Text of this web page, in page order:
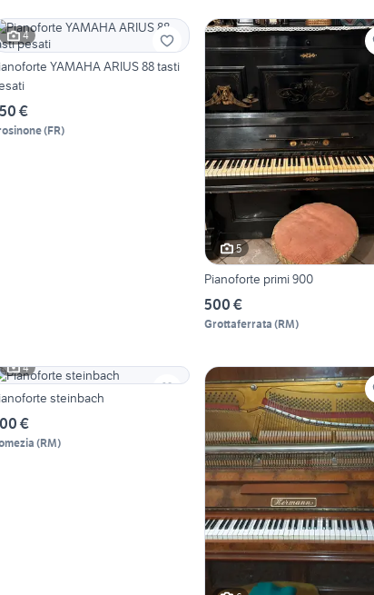
4
YAMAHA ARIUS 88 tasti
€
(FR)
5
Pianoforte primi 900
500 €
Grottaferrata (RM)
4
steinbach
€
(RM)